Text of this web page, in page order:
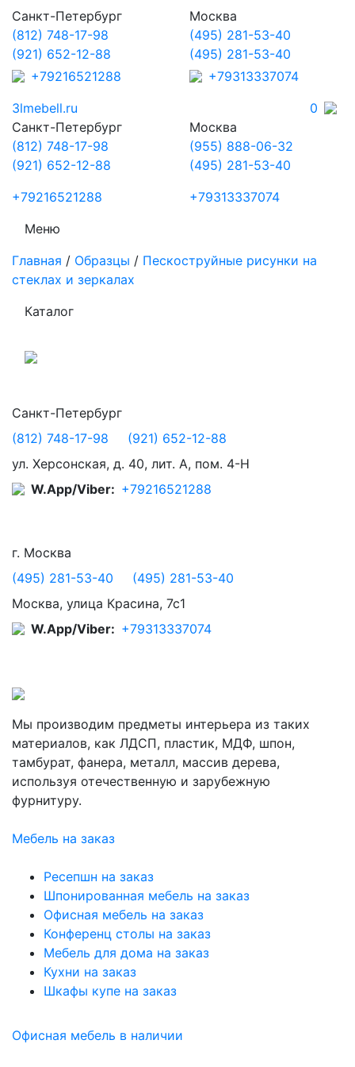
Санкт-Петербург
(812) 748-17-98
(921) 652-12-88
+79216521288
Москва
(495) 281-53-40
(495) 281-53-40
+79313337074
3lmebell.ru
Санкт-Петербург
(812) 748-17-98
(921) 652-12-88
+79216521288
Москва
(955) 888-06-32
(495) 281-53-40
+79313337074
0
Меню
Главная / Образцы / Пескоструйные рисунки на
стеклах и зеркалах
Каталог
Санкт-Петербург
(812) 748-17-98
(921) 652-12-88
ул. Херсонская, д. 40, лит. А, пом. 4-Н
W.App/Viber: +79216521288
г. Москва
(495) 281-53-40
(495) 281-53-40
Москва, улица Красина, 7с1
W.App/Viber: +79313337074
Мы производим предметы интерьера из таких
материалов, как ЛДСП, пластик, МДФ, шпон,
тамбурат, фанера, металл, массив дерева,
используя отечественную и зарубежную
фурнитуру.
Мебель на заказ
Ресепшн на заказ
Шпонированная мебель на заказ
Офисная мебель на заказ
Конференц столы на заказ
Мебель для дома на заказ
Кухни на заказ
Шкафы купе на заказ
Офисная мебель в наличии